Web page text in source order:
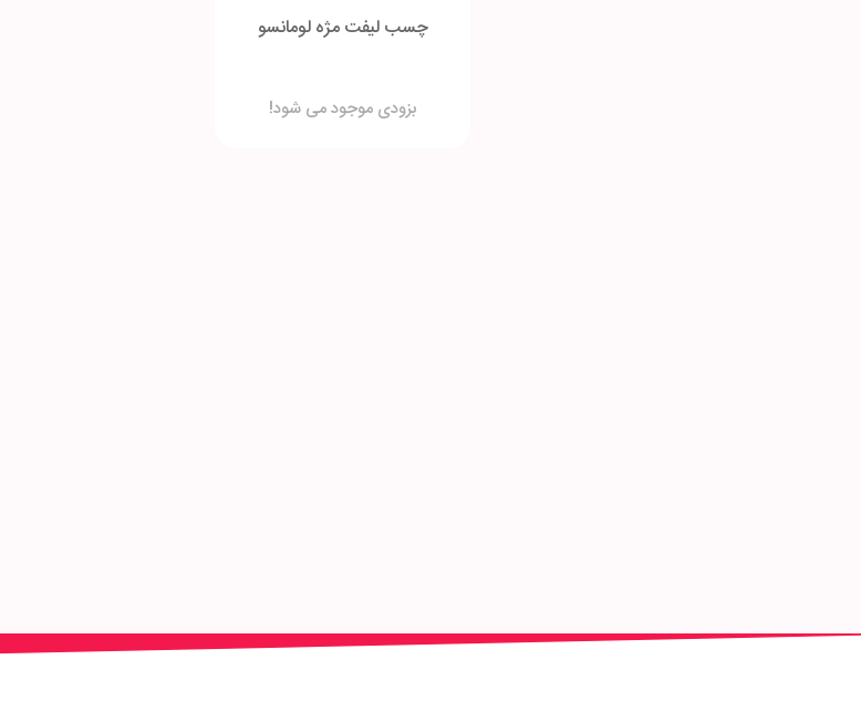
چسب لیفت مژه لومانسو
بزودی موجود می شود!